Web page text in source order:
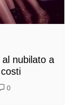
nubilato a
0